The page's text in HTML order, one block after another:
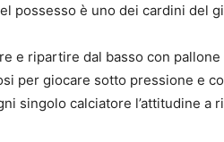
possesso è uno dei cardini del
e ripartire dal basso con
per giocare sotto pressione e
singolo calciatore l’attitudine a